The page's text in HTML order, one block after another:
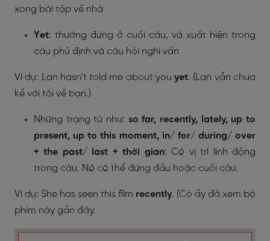
xong bài tập về nhà
Yet: thường đứng ở cuối câu, và xuất hiện trong
câu phủ định và câu hỏi nghi vấn
Ví dụ: Lan hasn’t told me about youyet. (Lan vẫn chưa
kể với tôi về bạn.)
Những trạng từ như: so far, recently, lately, up to
present, up to this moment, in/ for/ during/ over
+ the past/ last + thời gian: Có vị trí linh động
trong câu. Nó có thể đứng đầu hoặc cuối câu.
Ví dụ: She has seen this film recently. (Cô ấy đã xem bộ
phim này gần đây.